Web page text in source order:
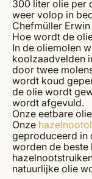
300 liter olie per
weer volop in
Chefmüller
Hoe wordt de
In de oliemolen
koolzaadvelden
door twee
wordt koud
de olie wordt
wordt afgevuld.
Onze eetbare
Onze
geproduceerd in
worden de beste
natuurlijke olie